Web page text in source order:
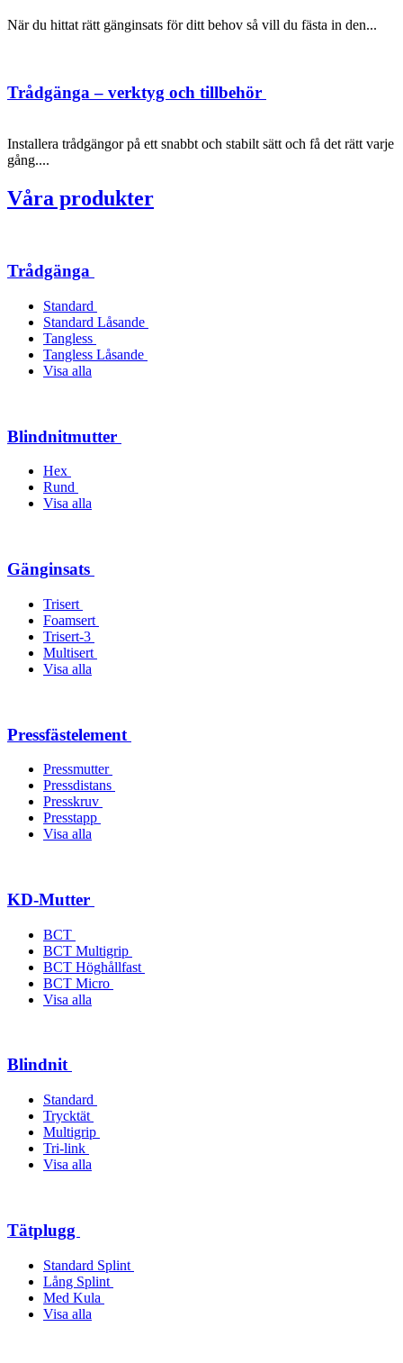
När du hittat rätt gänginsats för ditt behov så vill du fästa in den...
Trådgänga – verktyg och tillbehör
Installera trådgängor på ett snabbt och stabilt sätt och få det rätt varje
gång....
Våra produkter
Trådgänga
Standard
Standard Låsande
Tangless
Tangless Låsande
Visa alla
Blindnitmutter
Hex
Rund
Visa alla
Gänginsats
Trisert
Foamsert
Trisert-3
Multisert
Visa alla
Pressfästelement
Pressmutter
Pressdistans
Presskruv
Presstapp
Visa alla
KD-Mutter
BCT
BCT Multigrip
BCT Höghållfast
BCT Micro
Visa alla
Blindnit
Standard
Trycktät
Multigrip
Tri-link
Visa alla
Tätplugg
Standard Splint
Lång Splint
Med Kula
Visa alla